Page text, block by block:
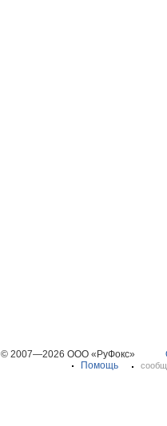
© 2007—2026 ООО «РуФокс»
Помощь